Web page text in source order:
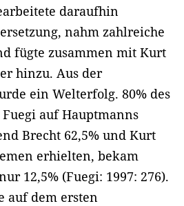
daraufhin
nahm zahlreiche
fügte zusammen mit Kurt
hinzu. Aus der
ein Welterfolg. 80% des
auf Hauptmanns
Brecht 62,5% und Kurt
erhielten, bekam
12,5% (Fuegi: 1997: 276).
auf dem ersten